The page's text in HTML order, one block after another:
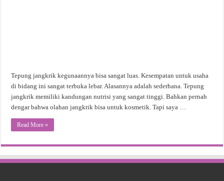
Tepung jangkrik kegunaannya bisa sangat luas. Kesempatan untuk usaha
di bidang ini sangat terbuka lebar. Alasannya adalah sederhana. Tepung
jangkrik memiliki kandungan nutrisi yang sangat tinggi. Bahkan pernah
dengar bahwa olahan jangkrik bisa untuk kosmetik. Tapi saya …
Read More »